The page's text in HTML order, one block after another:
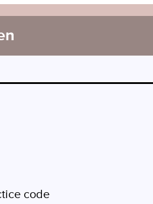
code